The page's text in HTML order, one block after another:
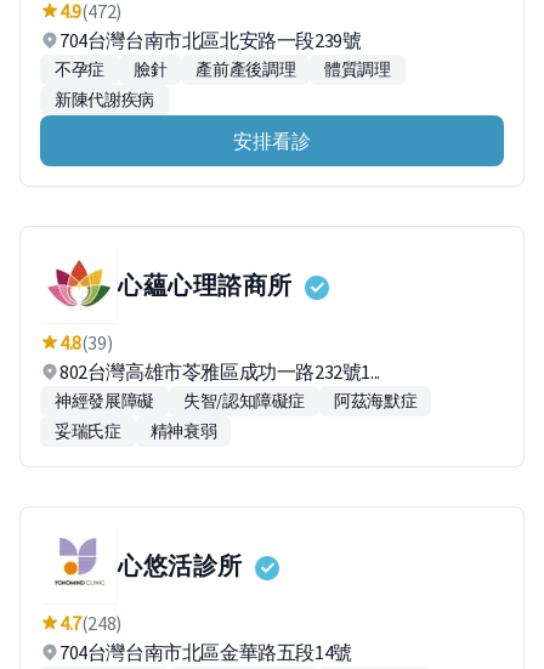
4.9(472)
704台灣台南市北區北安路一段239號
不孕症 臉針 產前產後調理
體質調理
新陳代謝疾病
安排看診
心蘊心理諮商所
4.8(39)
802台灣高雄市苓雅區成功一路232號1...
神經發展障礙 失智/認知障礙症
阿茲海默症
妥瑞氏症
精神衰弱
心悠活診所
4.7(248)
704台灣台南市北區金華路五段14號